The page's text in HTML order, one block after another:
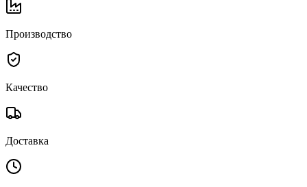
Производство
Качество
Доставка